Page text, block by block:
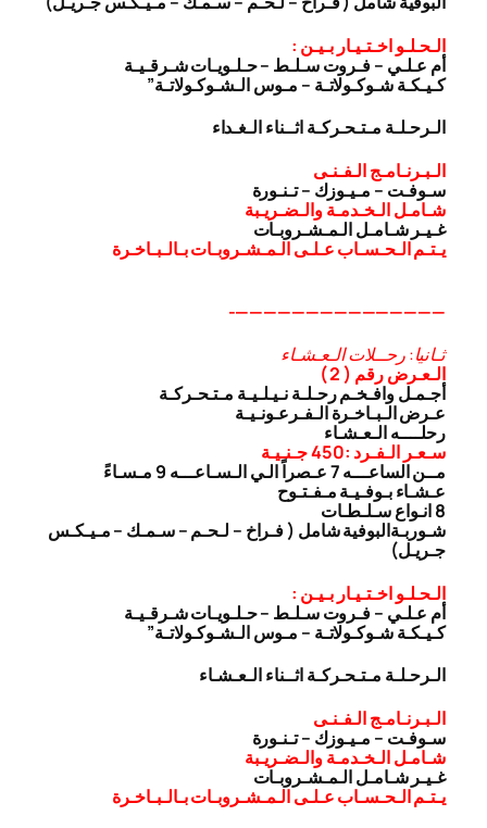
الـحـلـو اخـتـيـار بـيـن :
أم عـلـي – فـروت سـلـط – حـلـويـات شـرقـيـة
كـيـكـة شـوكـولاتـة – مـوس الـشـوكـولاتـة”
الـرحـلـة مـتـحـركـة اثــناء الـغـداء
الـبـرنـامـج الـفـنـى
سـوفـت – مـيـوزك – تـنـورة
شـامـل الـخـدمـة والـضـريـبة
غـيـر شـامـل الـمـشـروبـات
يـتـم الـحـسـاب عـلـى الـمـشـروبـات بـالـبـاخـرة
———————————————-
ثـانيا: رحــلات الـعـشـاء
الـعـرض رقم ( 2 )
أجـمـل وافـخـم رحـلـة نـيـلـيـة مـتـحـركـة
عـرض الـبـاخـرة الـفـرعـونـيـة
رحلــــه الـعـشـاء
سـعـر الـفـرد :450 جـنـيـة
مــن الساعـــه 7 عـصراً الـي الـسـاعـــه 9 مـسـاءً
عـشـاء بـوفـيـة مـفـتـوح
8 انـواع سـلـطـات
شـوربـةالبوفية شامل ( فـراخ – لـحـم – سـمـك – مـيـكـس
جـريـل)
الـحـلـو اخـتـيـار بـيـن :
أم عـلـي – فـروت سـلـط – حـلـويـات شـرقـيـة
كـيـكـة شـوكـولاتـة – مـوس الـشـوكـولاتـة”
الـرحـلـة مـتـحـركـة اثــناء الـعـشـاء
الـبـرنـامـج الـفـنـى
سـوفـت – مـيـوزك – تـنـورة
شـامـل الـخـدمـة والـضـريـبة
غـيـر شـامـل الـمـشـروبـات
يـتـم الـحـسـاب عـلـى الـمـشـروبـات بـالـبـاخـرة